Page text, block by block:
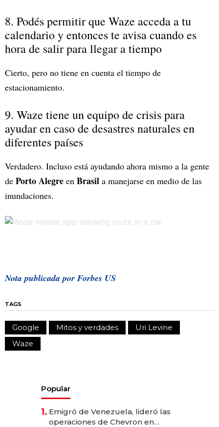
8. Podés permitir que Waze acceda a tu
calendario y entonces te avisa cuando es
hora de salir para llegar a tiempo
Cierto, pero no tiene en cuenta el tiempo de
estacionamiento.
9. Waze tiene un equipo de crisis para
ayudar en caso de desastres naturales en
diferentes países
Verdadero. Incluso está ayudando ahora mismo a la gente
de Porto Alegre en Brasil a manejarse en medio de las
inundaciones.
Nota publicada por Forbes US
TAGS
Google Mitos y verdades
Uri Levine
Waze
Popular
1. Emigró de Venezuela, lideró las
operaciones de Chevron en